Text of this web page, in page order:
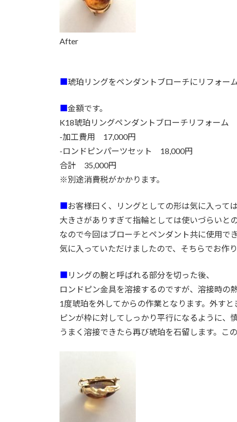
After
琥珀リングをペンダントブローチにリフォー
金額です。
K18琥珀リングペンダントブローチリフォーム
-加工費用 17,000円
-ロンドピンパーツセット 18,000円
合計 35,000円
※別途消費税がかかります。
お客様曰く、リングとしての形は気に入って
大きさがありすぎて指輪としては使いづらいと
なので今回はブローチとペンダント共に使用で
気に入っていただけましたので、そちらでお作
リングの腕と呼ばれる部分を切った後、
ロンドピン金具を溶接するのですが、溶接時の
1度琥珀を外してからの作業となります。外すと
ピンが枠に対してしっかり平行になるように、
うまく溶接できたら再び琥珀を石留します。こ